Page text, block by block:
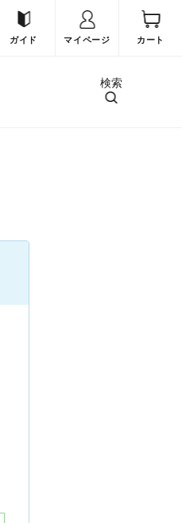
ガイド マイページ カート
検索